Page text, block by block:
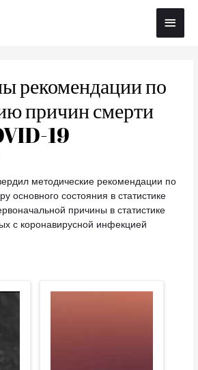
рекомендации по
причин смерти
19
методические рекомендации по
основного состояния в статистике
причины в статистике
с коронавирусной инфекцией